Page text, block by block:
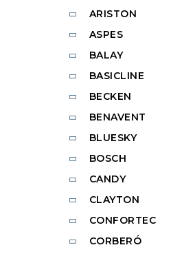
ARISTON
ASPES
BALAY
BASICLINE
BECKEN
BENAVENT
BLUESKY
BOSCH
CANDY
CLAYTON
CONFORTEC
CORBERÓ